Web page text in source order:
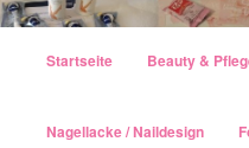
Zum Inhalt wechseln
Zum sekundären Inhalt
Startseite Beauty &
Nagellacke / Naildesign